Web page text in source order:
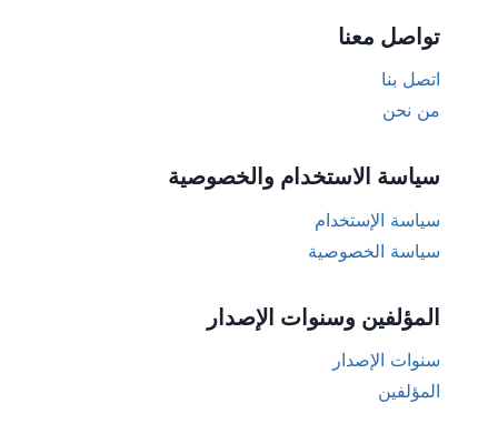
تواصل معنا
اتصل بنا
من نحن
سياسة الاستخدام والخصوصية
سياسة الإستخدام
سياسة الخصوصية
المؤلفين وسنوات الإصدار
سنوات الإصدار
المؤلفين